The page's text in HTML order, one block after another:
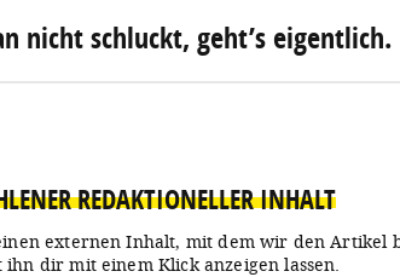
nicht schluckt, geht’s eigentlich.
REDAKTIONELLER INHALT
externen Inhalt, mit dem wir den Artikel
ihn dir mit einem Klick anzeigen lassen.